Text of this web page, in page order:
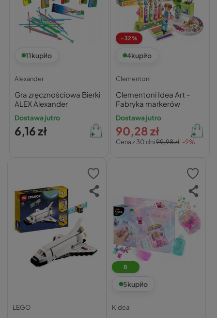
11kupiło
Alexander
Gra zręcznościowa Bierki
ALEX Alexander
Dostawa jutro
6,16 zł
-32%
4kupiło
Clementoni
Clementoni Idea Art -
Fabryka markerów
Dostawa jutro
Cena z 30 dni99,98 zł -9%
90,28 zł
LEGO
B
5kupiło
Kidea